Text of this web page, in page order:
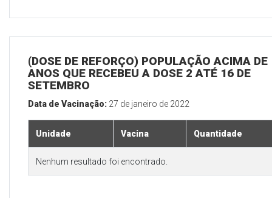
(DOSE DE REFORÇO) POPULAÇÃO ACIMA DE
ANOS QUE RECEBEU A DOSE 2 ATÉ 16 DE
SETEMBRO
Data de Vacinação: 27 de janeiro de 2022
Unidade Vacina Quantidade
Nenhum resultado foi encontrado.